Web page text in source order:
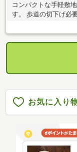
コンパクトな手軽敷
す。 歩道の切下げ必
お気に入り